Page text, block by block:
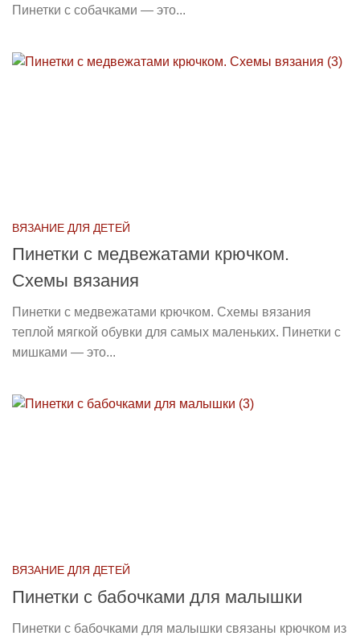
Пинетки с собачками — это...
ВЯЗАНИЕ ДЛЯ ДЕТЕЙ
Пинетки с медвежатами крючком.
Схемы вязания
Пинетки с медвежатами крючком. Схемы вязания
теплой мягкой обувки для самых маленьких. Пинетки с
мишками — это...
ВЯЗАНИЕ ДЛЯ ДЕТЕЙ
Пинетки с бабочками для малышки
Пинетки с бабочками для малышки связаны крючком из